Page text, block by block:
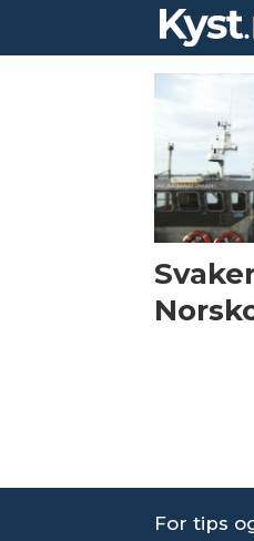
norskott
havbruk
For tips